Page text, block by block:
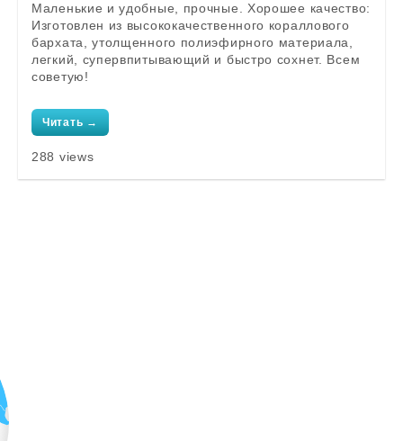
Маленькие и удобные, прочные. Хорошее качество:
Изготовлен из высококачественного кораллового
бархата, утолщенного полиэфирного материала,
легкий, супервпитывающий и быстро сохнет. Всем
советую!
Читать →
288 views